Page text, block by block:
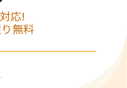
応!
無料